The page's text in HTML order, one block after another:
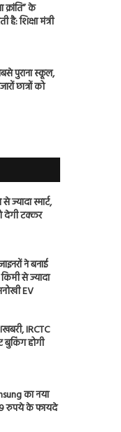
क्रांति” के
है: शिक्षा मंत्री
पुराना स्कूल,
छात्रों को
ज्यादा स्मार्ट,
देगी टक्कर
ने बनाई
से ज्यादा
EV
IRCTC
बुकिंग होगी
का नया
रुपये के फायदे